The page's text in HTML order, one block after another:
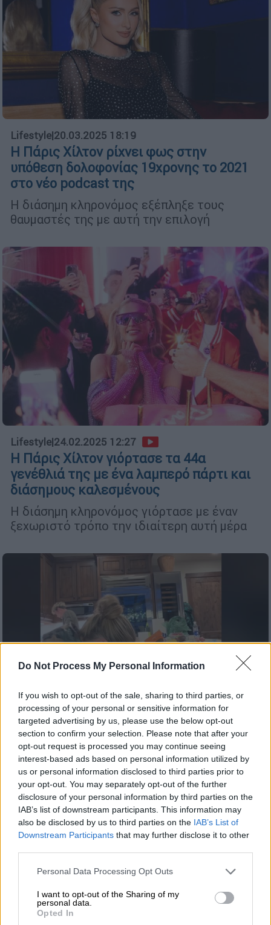
Do Not Process My Personal Information
If you wish to opt-out of the sale, sharing to third parties, or
processing of your personal or sensitive information for
targeted advertising by us, please use the below opt-out
section to confirm your selection. Please note that after your
opt-out request is processed you may continue seeing
interest-based ads based on personal information utilized by
us or personal information disclosed to third parties prior to
your opt-out. You may separately opt-out of the further
disclosure of your personal information by third parties on the
IAB’s list of downstream participants. This information may
also be disclosed by us to third parties on the IAB’s List of
Downstream Participants that may further disclose it to other
Please note that this website/app uses one or more Google
not limited to your visit or usage behaviour. You may click to
grant or deny consent to Google and its third-party tags to
use your data for below specified purposes in below Google
Personal Data Processing Opt Outs
I want to opt-out of the Sharing of my
personal data.
Opted In
Lifestyle|20.03.2025 18:19
Η Πάρις Χίλτον ρίχνει φως στην
υπόθεση δολοφονίας 19χρονης το 2021
στο νέο podcast της
Η διάσημη κληρονόμος εξέπληξε τους
θαυμαστές της με αυτή την επιλογή
Lifestyle|24.02.2025 12:27
Η Πάρις Χίλτον γιόρτασε τα 44α
γενέθλιά της με ένα λαμπερό πάρτι και
διάσημους καλεσμένους
Η διάσημη κληρονόμος γιόρτασε με έναν
ξεχωριστό τρόπο την ιδιαίτερη αυτή μέρα
Viral|20.02.2025 05:00
Viral ο γιος της Πάρις Χίλτον που είπε τη
λέξη «f#@k»
Και μάλιστα ασταμάτητα